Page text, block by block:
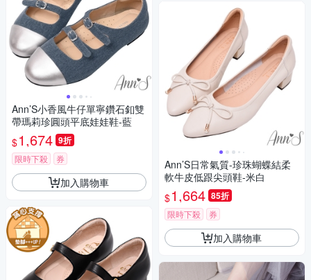
Ann’S小香風牛仔單寧鑽石釦雙
帶瑪莉珍圓頭平底娃娃鞋-藍
$1,674 9折
限時下殺 券
加入購物車
Ann’S日常氣質-珍珠蝴蝶結柔
軟牛皮低跟尖頭鞋-米白
$1,664 85折
限時下殺 券
加入購物車